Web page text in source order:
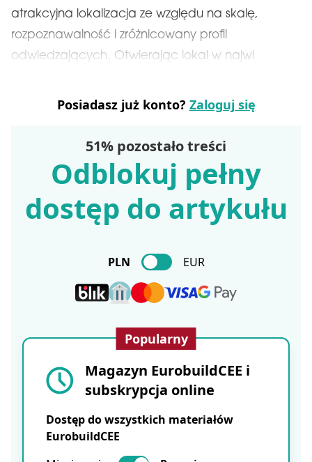
atrakcyjna lokalizacja ze względu na skalę,
rozpoznawalność i zróżnicowany profil
odwiedzających. Otwierając lokal w najwi
Posiadasz już konto? Zaloguj się
51% pozostało treści
Odblokuj pełny
dostęp do artykułu
PLN EUR
Popularny
Magazyn EurobuildCEE i
subskrypcja online
Dostęp do wszystkich materiałów
EurobuildCEE